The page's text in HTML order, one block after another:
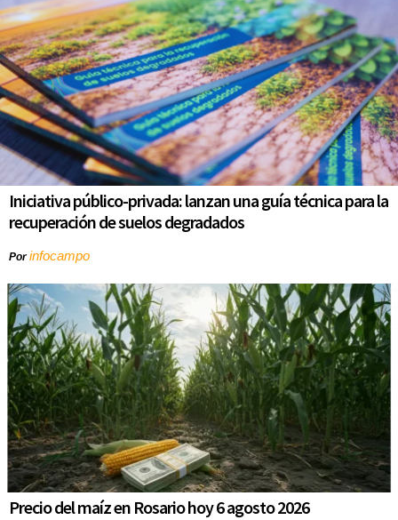
Iniciativa público-privada: lanzan una guía técnica para la
recuperación de suelos degradados
Porinfocampo
Precio del maíz en Rosario hoy 6 agosto 2026